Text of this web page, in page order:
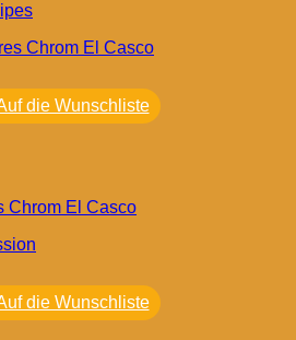
die Wunschliste
Chrom El Casco
die Wunschliste